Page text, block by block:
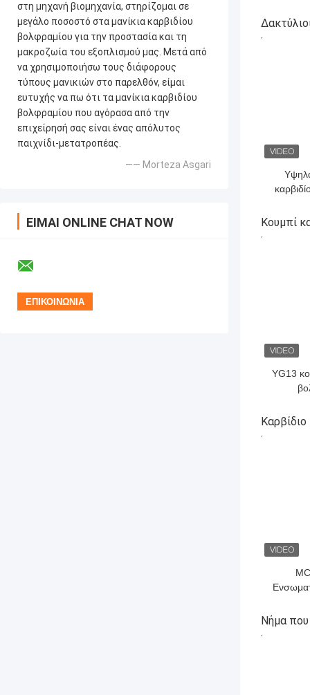
στη μηχανή βιομηχανία, στηρίζομαι σε
μεγάλο ποσοστό στα μανίκια καρβιδίου
βολφραμίου για την προστασία και τη
μακροζωία του εξοπλισμού μας. Μετά από
να χρησιμοποιήσω τους διάφορους
τύπους μανικιών στο παρελθόν, είμαι
ευτυχής να πω ότι τα μανίκια καρβιδίου
βολφραμίου που αγόρασα από την
επιχείρησή σας είναι ένας απόλυτος
παιχνίδι-μετατροπέας.
—— Morteza Asgari
ΕΊΜΑΙ ONLINE CHAT NOW Κουμπί
YG13
Νήμα